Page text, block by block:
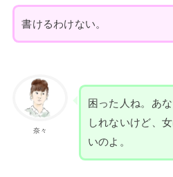
書けるわけない。
奈々
困った人ね。あ
しれないけど、
いのよ。